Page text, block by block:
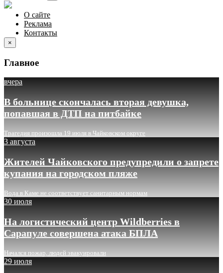
О сайте
Реклама
Контакты
×
Главное
вчера
В больнице скончалась вторая девушка,
попавшая в ДТП на питбайке
Трагедия произошла 19 июля в Чайковском округе
3 августа
Жителей Чайковского предупредили о запрете
купания на городском пляже
Вода в Каме не соответствует санитарным нормам
30 июля
На логистический центр Wildberries в
Сарапуле совершена атака БПЛА
Начался пожар, людей эвакуировали
29 июля